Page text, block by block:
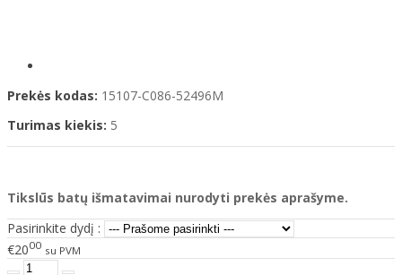
Prekės kodas: 15107-C086-52496M
Turimas kiekis: 5
Tikslūs batų išmatavimai nurodyti prekės aprašyme.
Pasirinkite dydį :
€2000 su PVM